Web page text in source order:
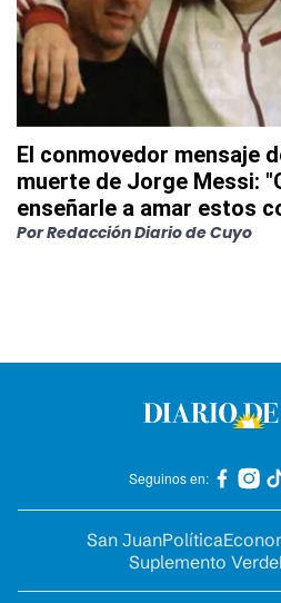
El conmovedor mensaje
muerte de Jorge Messi:
enseñarle a amar estos
PorRedacción Diario de Cuyo
Seguinos en:
San JuanPolítica
Suplemento Verde